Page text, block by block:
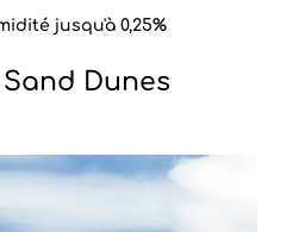
jusqu'à 0,25%
Dunes